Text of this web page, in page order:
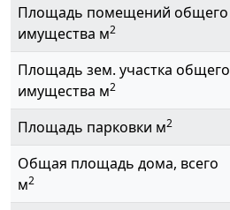
Площадь помещений общего
имущества м2
Площадь зем. участка общего
имущества м2
Площадь парковки м2
Общая площадь дома, всего
м2